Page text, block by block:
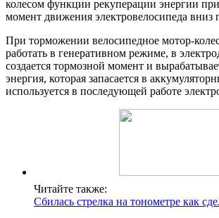
колесом функции рекуперации энергии
момент движения электровелосипеда вниз
При торможении велосипедное мотор-
работать в генеративном режиме, в
создается тормозной момент и
энергия, которая запасается в
используется в последующей работе
Читайте также:
Сбилась стрелка на тонометре как